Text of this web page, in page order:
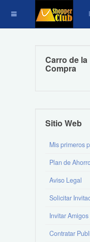
Carro de la
Compra
Sitio Web
Mis primeros
Plan de
Aviso Legal
Solicitar
Invitar Amigos
Contratar